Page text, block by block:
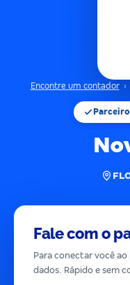
Encontre um contador ›
Fale com o
Para conectar você ao
dados. Rápido e sem